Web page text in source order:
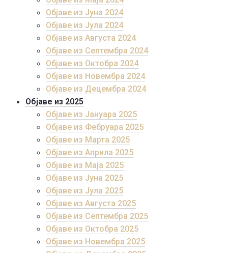
Објаве из Јуна 2024
Објаве из Јула 2024
Објаве из Августа 2024
Објаве из Септембра 2024
Објаве из Октобра 2024
Објаве из Новембра 2024
Објаве из Децембра 2024
Објаве из 2025
Објаве из Јануара 2025
Објаве из Фебруара 2025
Објаве из Марта 2025
Објаве из Априла 2025
Објаве из Маја 2025
Објаве из Јуна 2025
Објаве из Јула 2025
Објаве из Августа 2025
Објаве из Септембра 2025
Објаве из Октобра 2025
Објаве из Новембра 2025